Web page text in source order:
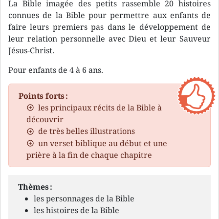
La Bible imagée des petits rassemble 20 histoires
connues de la Bible pour permettre aux enfants de
faire leurs premiers pas dans le développement de
leur relation personnelle avec Dieu et leur Sauveur
Jésus-Christ.
Pour enfants de 4 à 6 ans.
Points forts :
les principaux récits de la Bible à
découvrir
de très belles illustrations
un verset biblique au début et une
prière à la fin de chaque chapitre
Thèmes :
les personnages de la Bible
les histoires de la Bible